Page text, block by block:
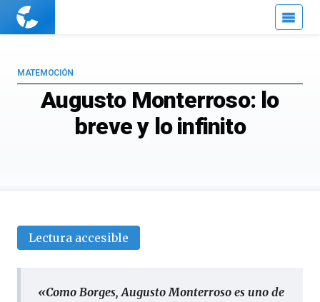
Cuaderno
Augusto Monterroso: lo
breve y lo infinito
MATEMOCIÓN
Lectura accesible
«Como Borges, Augusto Monterroso es uno de